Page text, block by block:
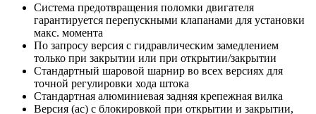
Система предотвращения поломки двигателя
гарантируется перепускными клапанами для установки
макс. момента
По запросу версия с гидравлическим замедлением
только при закрытии или при открытии/закрытии
Стандартный шаровой шарнир во всех версиях для
точной регулировки хода штока
Стандартная алюминиевая задняя крепежная вилка
Версия (ac) с блокировкой при открытии и закрытии,